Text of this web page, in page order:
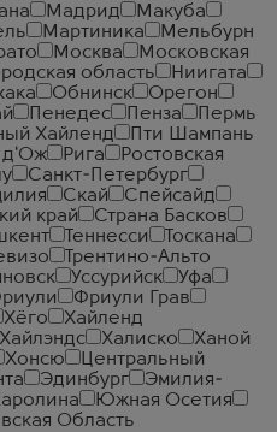
Мадрид
Макуба
Мартиника
Мельбурн
Москва
Московская
область
Ниигата
Обнинск
Орегон
Пенедес Пенза
Пермь
Хайленд
Пти Шампань
д'Ож Рига
Ростовская
Санкт-Петербург
Скай
Спейсайд
край
Страна Басков
Теннесси
Тоскана
Трентино-Альто
Уссурийск
Уфа
Фриули Грав
Хёго
Хайленд
Хайлэндс Халиско
Ханой
Хонсю
Центральный
Эдинбург
Эмилия-
Южная Осетия
Область